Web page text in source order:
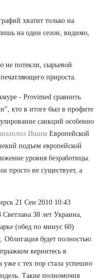
хватит только на
на один сезон, видимо,
не потекли, сырьевой
прироста.
- Provimed сравнить
кто в итоге был в профите
санкций особенно
Ишим Европейской
подъем европейской
уровня безработицы.
просто не существует, а
21 Сен 2010 10:43
38 лет Украина,
(обед по минус 60)
будет полностью
вернитесь в
с тех пор стала успешно
Такие полномочия